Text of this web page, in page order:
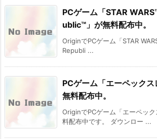
PCゲーム「STAR
ublic™」が無料配布中。
OriginでPCゲーム「STAR
Republi ...
PCゲーム「エーペック
無料配布中。
OriginでPCゲーム「エーペッ
料配布中です。 ダウンロー ...